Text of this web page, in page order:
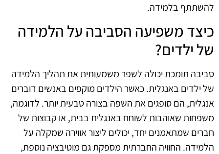
להשתתף בלמידה.
כיצד משפיעה הסביבה על הלמידה
של ילדים?
סביבה תומכת יכולה לשפר משמעותית את תהליך הלמידה
של ילדים באנגלית. כאשר הילדים מוקפים באנשים דוברים
אנגלית, הם סופגים את השפה בצורה טבעית יותר. לדוגמה,
משפחות שאוהבות לשוחח באנגלית בבית, או קבוצות של
חברים שמתאמנים יחד, יכולים ליצור אווירה שמקלה על
הלמידה. החוויה החברתית מספקת גם מוטיבציה נוספת,